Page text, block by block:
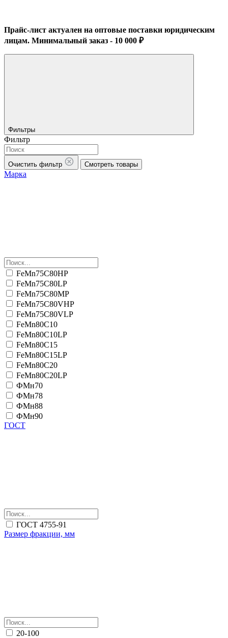
Прайс-лист актуален на оптовые поставки юридическим
лицам. Минимальный заказ - 10 000 ₽
Фильтры
Фильтр
Очистить фильтр Смотреть товары
Марка
FeMn75C80HP
FeMn75C80LP
FeMn75C80MP
FeMn75C80VHP
FeMn75C80VLP
FeMn80C10
FeMn80C10LP
FeMn80C15
FeMn80C15LP
FeMn80C20
FeMn80C20LP
ФМн70
ФМн78
ФМн88
ФМн90
ГОСТ
ГОСТ 4755-91
Размер фракции, мм
20-100